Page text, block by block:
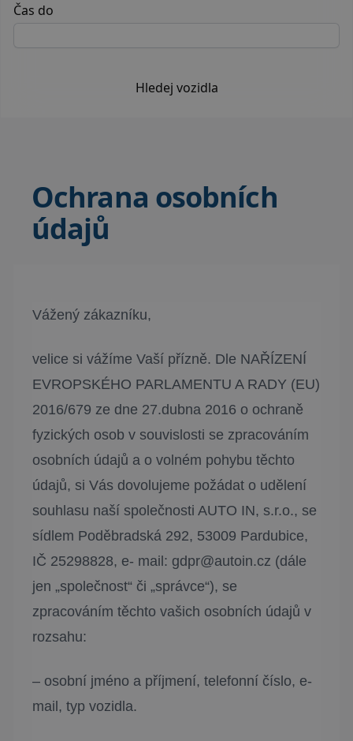
Čas do
Hledej vozidla
Ochrana osobních
údajů
Vážený zákazníku,
velice si vážíme Vaší přízně. Dle NAŘÍZENÍ
EVROPSKÉHO PARLAMENTU A RADY (EU)
2016/679 ze dne 27.dubna 2016 o ochraně
fyzických osob v souvislosti se zpracováním
osobních údajů a o volném pohybu těchto
údajů, si Vás dovolujeme požádat o udělení
souhlasu naší společnosti AUTO IN, s.r.o., se
sídlem Poděbradská 292, 53009 Pardubice,
IČ 25298828, e- mail: gdpr@autoin.cz (dále
jen „společnost“ či „správce“), se
zpracováním těchto vašich osobních údajů v
rozsahu:
– osobní jméno a příjmení, telefonní číslo, e-
mail, typ vozidla.